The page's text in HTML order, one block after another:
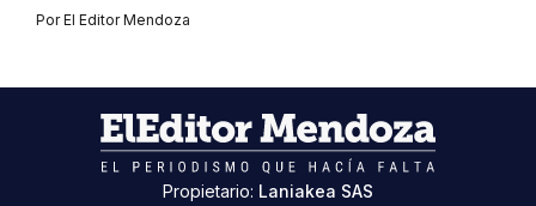
PorEl Editor Mendoza
Propietario: Laniakea SAS